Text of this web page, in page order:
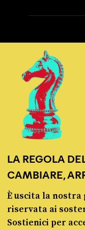
LA REGOLA
CAMBIARE,
È uscita la
riservata ai
Sostienici per